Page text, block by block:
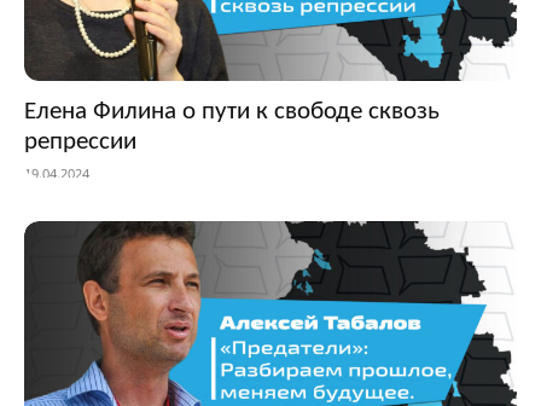
Елена Филина о пути к свободе сквозь
репрессии
19.04.2024